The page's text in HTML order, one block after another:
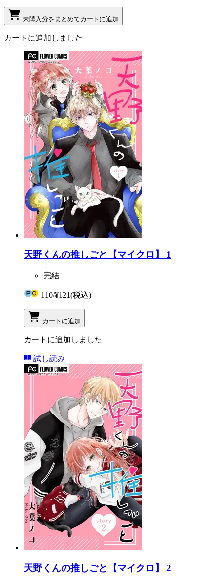
未購入分をまとめてカートに追加
カートに追加しました
天野くんの推しごと【マイクロ】 1
完結
110/¥121(税込)
カートに追加
カートに追加しました
試し読み
天野くんの推しごと【マイクロ】 2